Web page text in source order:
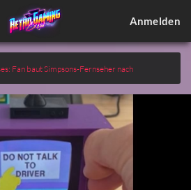
Anmelden
Fan baut Simpsons-Fernseher nach